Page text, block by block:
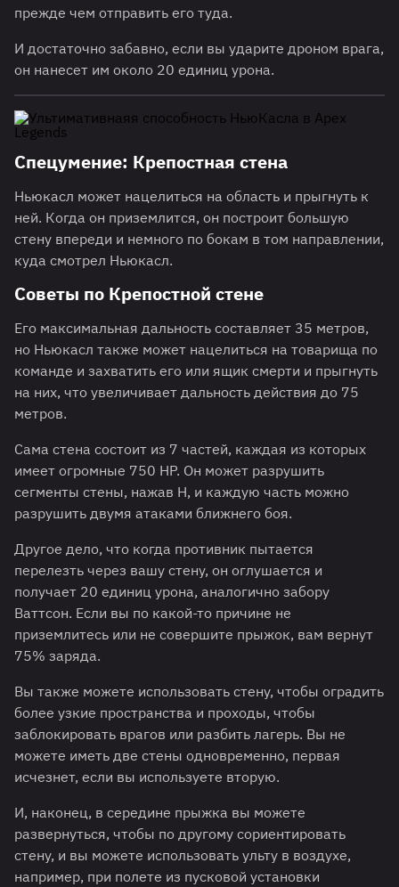
прежде чем отправить его туда.
И достаточно забавно, если вы ударите дроном врага,
он нанесет им около 20 единиц урона.
Спецумение: Крепостная стена
Ньюкасл может нацелиться на область и прыгнуть к
ней. Когда он приземлится, он построит большую
стену впереди и немного по бокам в том направлении,
куда смотрел Ньюкасл.
Советы по Крепостной стене
Его максимальная дальность составляет 35 метров,
но Ньюкасл также может нацелиться на товарища по
команде и захватить его или ящик смерти и прыгнуть
на них, что увеличивает дальность действия до 75
метров.
Сама стена состоит из 7 частей, каждая из которых
имеет огромные 750 HP. Он может разрушить
сегменты стены, нажав H, и каждую часть можно
разрушить двумя атаками ближнего боя.
Другое дело, что когда противник пытается
перелезть через вашу стену, он оглушается и
получает 20 единиц урона, аналогично забору
Ваттсон. Если вы по какой-то причине не
приземлитесь или не совершите прыжок, вам вернут
75% заряда.
Вы также можете использовать стену, чтобы оградить
более узкие пространства и проходы, чтобы
заблокировать врагов или разбить лагерь. Вы не
можете иметь две стены одновременно, первая
исчезнет, ​​если вы используете вторую.
И, наконец, в середине прыжка вы можете
развернуться, чтобы по другому сориентировать
стену, и вы можете использовать ульту в воздухе,
например, при полете из пусковой установки